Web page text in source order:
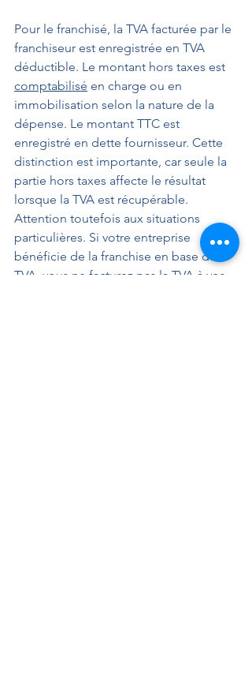
Pour le franchisé, la TVA facturée par le
franchiseur est enregistrée en TVA
déductible. Le montant hors taxes est
comptabilisé en charge ou en
immobilisation selon la nature de la
dépense. Le montant TTC est
enregistré en dette fournisseur. Cette
distinction est importante, car seule la
partie hors taxes affecte le résultat
lorsque la TVA est récupérable.
Attention toutefois aux situations
particulières. Si votre entreprise
bénéficie de la franchise en base de
TVA, vous ne facturez pas la TVA à vos